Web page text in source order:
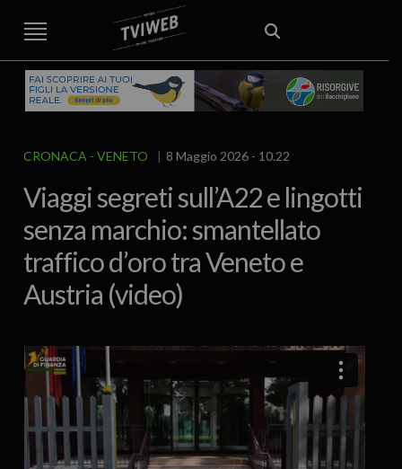
STREET TG CRONACA VENETO
VICENZA E PROVINCIA
AREA BERICA
ECONOMIA ATTUALITA’ POLITICA
EDITORIALE ITALIA E MONDO CURIOSITÀ – LIFESTYLE
CULTURA ARTE
SPORT
IL GRAFFIO FOOD & DRINK FUORIPORTA EROTICO VICENTINO
CRONACA VENETO 8 Maggio 2026 - 10.22
Viaggi segreti sull’A22 e lingotti
senza marchio: smantellato
traffico d’oro tra Veneto e
Austria (video)